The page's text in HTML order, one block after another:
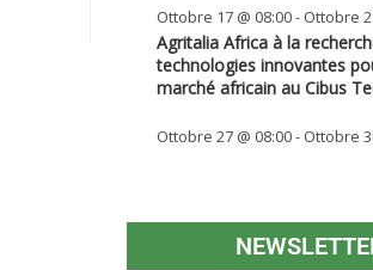
Ottobre 17 @ 08:00- Ottobre
Agritalia Africa à la
technologies innovantes
marché africain au Cibus
Ottobre 27 @ 08:00- Ottobre